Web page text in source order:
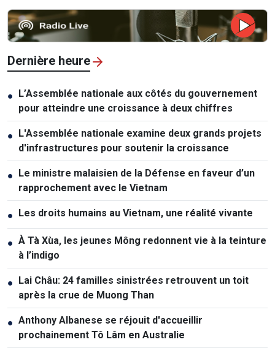
Dernière heure
● L’Assemblée nationale aux côtés du gouvernement
pour atteindre une croissance à deux chiffres
● L'Assemblée nationale examine deux grands projets
d'infrastructures pour soutenir la croissance
● Le ministre malaisien de la Défense en faveur d’un
rapprochement avec le Vietnam
● Les droits humains au Vietnam, une réalité vivante
● À Tà Xùa, les jeunes Mông redonnent vie à la teinture
à l’indigo
● Lai Châu: 24 familles sinistrées retrouvent un toit
après la crue de Muong Than
● Anthony Albanese se réjouit d'accueillir
prochainement Tô Lâm en Australie